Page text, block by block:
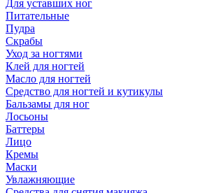
Для уставших ног
Питательные
Пудра
Скрабы
Уход за ногтями
Клей для ногтей
Масло для ногтей
Средство для ногтей и кутикулы
Бальзамы для ног
Лосьоны
Баттеры
Лицо
Кремы
Маски
Увлажняющие